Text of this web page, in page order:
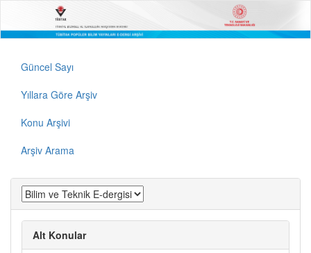
Güncel Sayı
Yıllara Göre Arşiv
Konu Arşivi
Arşiv Arama
Alt Konular